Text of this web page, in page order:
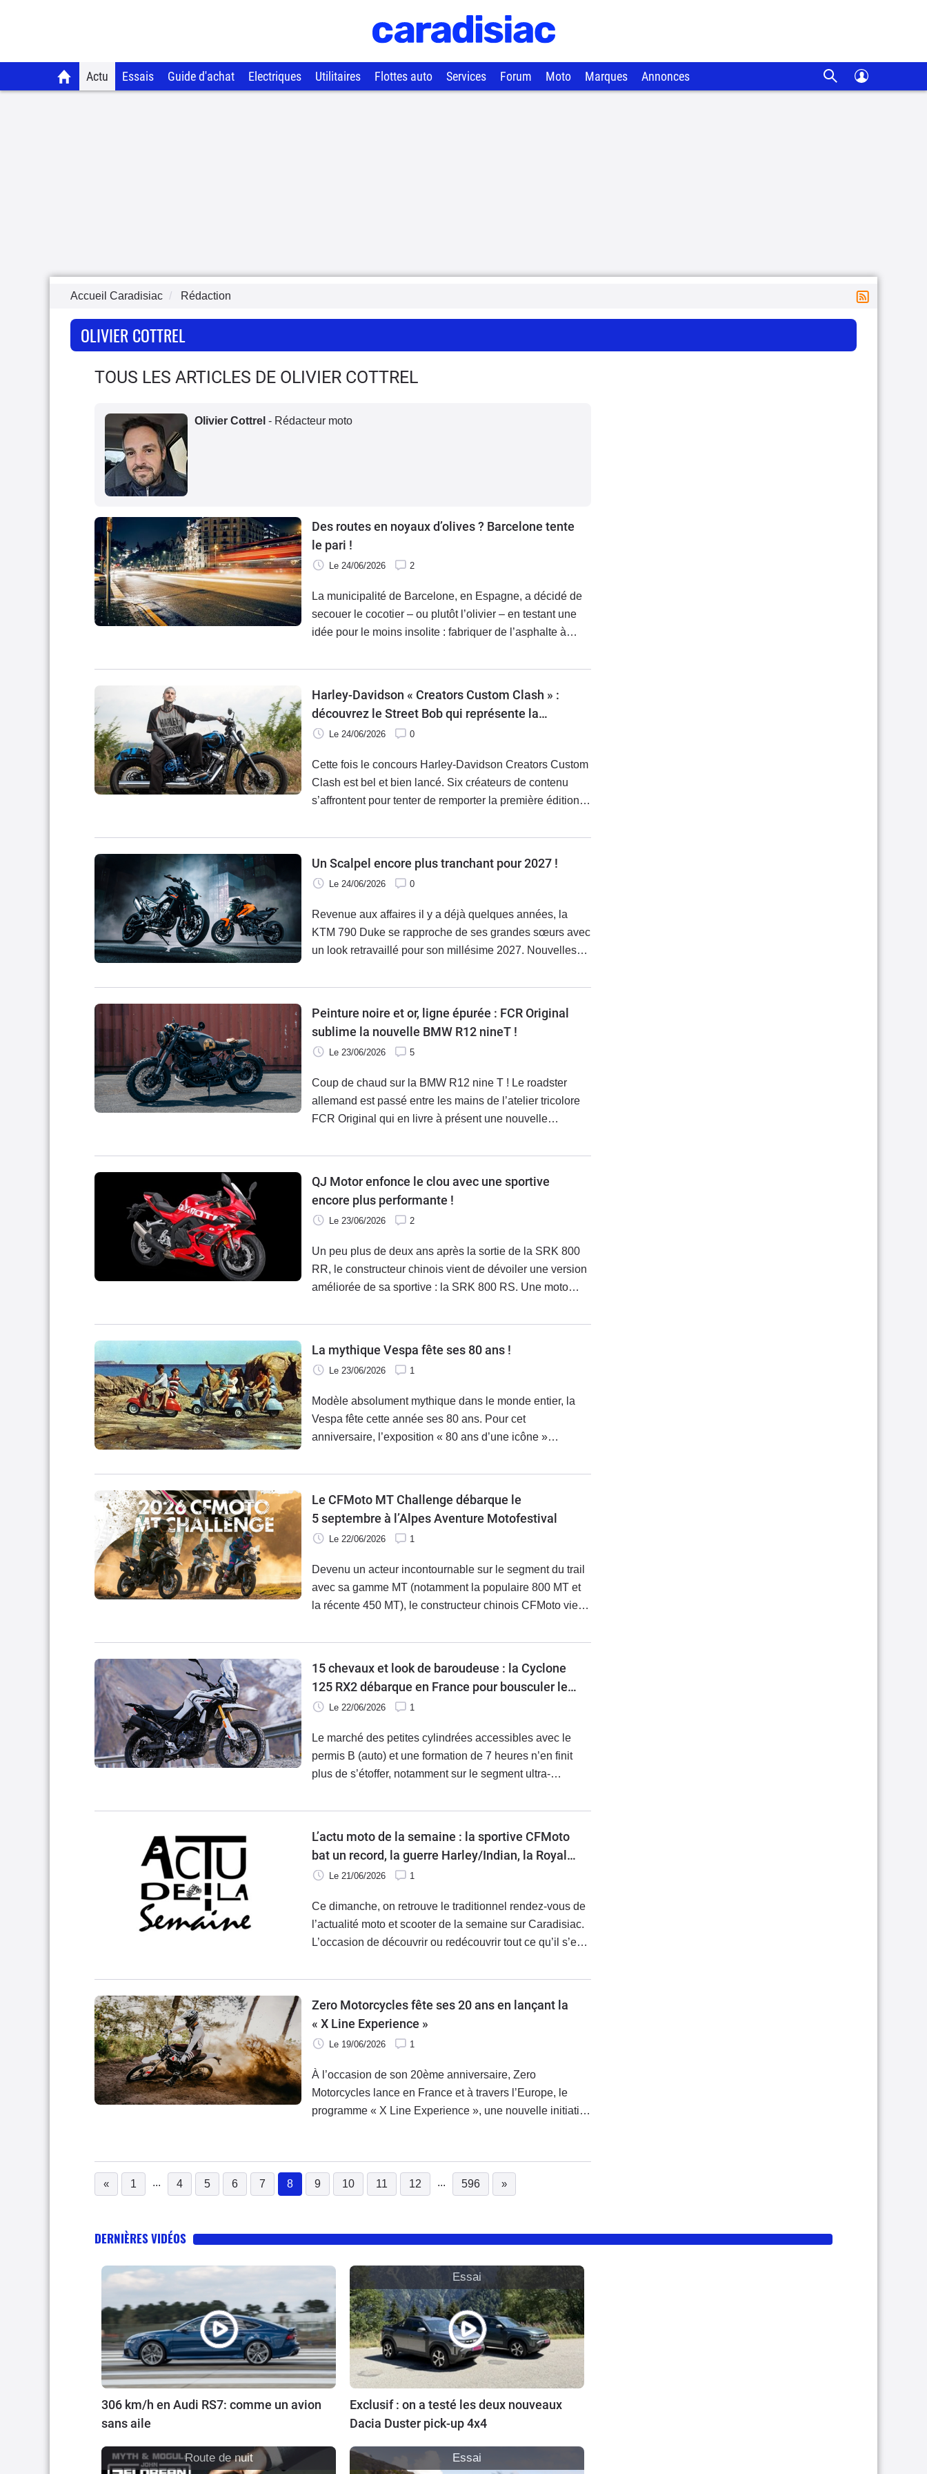
Actu Essais Guide d'achat Electriques Utilitaires Flottes auto Services Forum Moto Marques Annonces
Accueil Caradisiac Rédaction
OLIVIER COTTREL
TOUS LES ARTICLES DE OLIVIER COTTREL
Olivier Cottrel - Rédacteur moto
Des routes en noyaux d’olives ? Barcelone tente
le pari !
Le 24/06/2026 2
La municipalité de Barcelone, en Espagne, a décidé de
secouer le cocotier – ou plutôt l’olivier – en testant une
idée pour le moins insolite : fabriquer de l’asphalte à
pour le moins inattendue.
Harley-Davidson « Creators Custom Clash » :
découvrez le Street Bob qui représente la
FranceLe 24/06/2026 0
Cette fois le concours Harley-Davidson Creators Custom
Clash est bel et bien lancé. Six créateurs de contenu
s’affrontent pour tenter de remporter la première édition
et la concession montpelliéraine Macadam Moto ont
Un Scalpel encore plus tranchant pour 2027 !
Le 24/06/2026 0
Revenue aux affaires il y a déjà quelques années, la
KTM 790 Duke se rapproche de ses grandes sœurs avec
un look retravaillé pour son millésime 2027. Nouvelles
encore ergonomie revisitée sont au programme pour le
Peinture noire et or, ligne épurée : FCR Original
sublime la nouvelle BMW R12 nineT !
Le 23/06/2026 5
Coup de chaud sur la BMW R12 nine T ! Le roadster
allemand est passé entre les mains de l’atelier tricolore
FCR Original qui en livre à présent une nouvelle
noir satiné, éléments dorés et références visuelles aux
QJ Motor enfonce le clou avec une sportive
encore plus performante !
Le 23/06/2026 2
Un peu plus de deux ans après la sortie de la SRK 800
RR, le constructeur chinois vient de dévoiler une version
améliorée de sa sportive : la SRK 800 RS. Une moto
peu plus du modèle utilisé en championnat du monde
La mythique Vespa fête ses 80 ans !
Le 23/06/2026 1
Modèle absolument mythique dans le monde entier, la
Vespa fête cette année ses 80 ans. Pour cet
anniversaire, l’exposition « 80 ans d’une icône »
le commissariat de Giacomo Bretzel, l’exposition retrace
à travers des images inédites et des modèles uniques.
Le CFMoto MT Challenge débarque le
5 septembre à l’Alpes Aventure Motofestival
Le 22/06/2026 1
Devenu un acteur incontournable sur le segment du trail
avec sa gamme MT (notamment la populaire 800 MT et
la récente 450 MT), le constructeur chinois CFMoto vient
grand rendez-vous mondial : le MT Challenge.
15 chevaux et look de baroudeuse : la Cyclone
125 RX2 débarque en France pour bousculer les
trailsLe 22/06/2026 1
Le marché des petites cylindrées accessibles avec le
permis B (auto) et une formation de 7 heures n’en finit
plus de s’étoffer, notamment sur le segment ultra-
maintenant sur le marché hexagonal la Cyclone 125
L’actu moto de la semaine : la sportive CFMoto
bat un record, la guerre Harley/Indian, la Royal
Enfield Bullet 650, une nouvelle moto de cross
Le 21/06/2026 1
Ce dimanche, on retrouve le traditionnel rendez-vous de
l’actualité moto et scooter de la semaine sur Caradisiac.
L’occasion de découvrir ou redécouvrir tout ce qu’il s’est
sportive chinoise, la guerre Harley-Davidson/Indian, la
Ducati Desmo250 MX et la Suzuki SV-7GX à l’essai.
Zero Motorcycles fête ses 20 ans en lançant la
« X Line Experience »
Le 19/06/2026 1
À l’occasion de son 20ème anniversaire, Zero
Motorcycles lance en France et à travers l’Europe, le
programme « X Line Experience », une nouvelle initiative
environnement naturel.
«
1 ... 4 5 6 7 8
(current)
9 10 11 12 ... 596 »
DERNIÈRES VIDÉOS
306 km/h en Audi RS7: comme un avion
sans aile
Essai
Exclusif : on a testé les deux nouveaux
Dacia Duster pick-up 4x4
Route de nuit Essai